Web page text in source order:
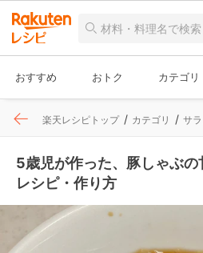
おすすめ おトク カテゴリ
楽天レシピトップ カテゴリ サ
5歳児が作った、豚しゃぶの
レシピ・作り方